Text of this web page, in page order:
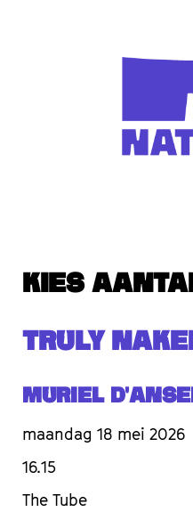
KIES
TRULY
Muriel
maandag 18 mei 2026
16.15
The Tube